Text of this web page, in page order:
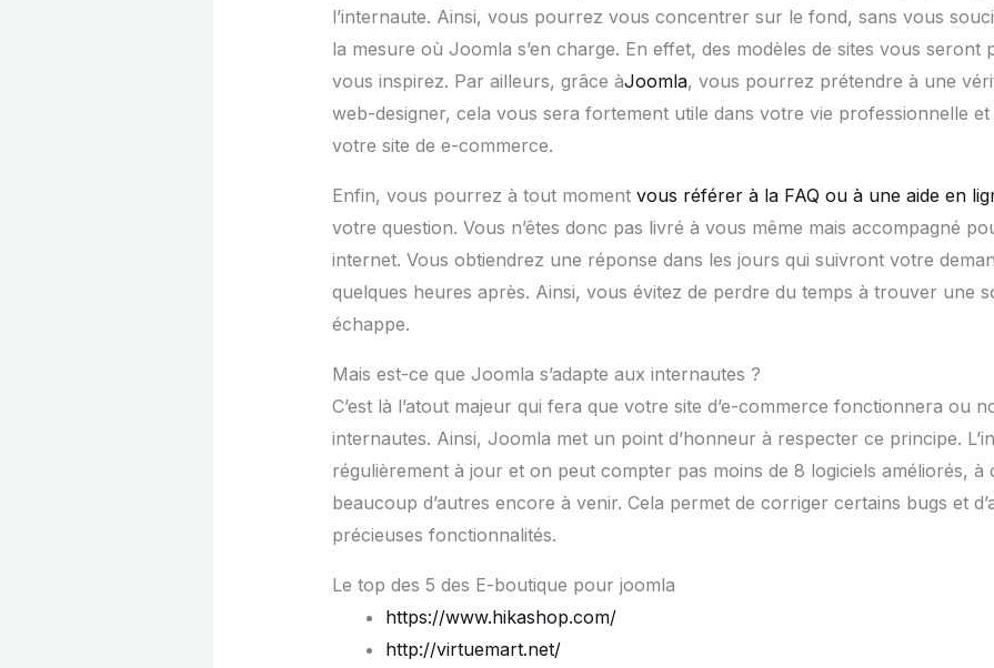
l’internaute. Ainsi, vous pourrez vous concentrer sur le fond, sans vous
la mesure où Joomla s’en charge. En effet, des modèles de sites vous seront
vous inspirez. Par ailleurs, grâce àJoomla, vous pourrez prétendre à une
web-designer, cela vous sera fortement utile dans votre vie professionnelle
votre site de e-commerce.
Enfin, vous pourrez à tout moment vous référer à la FAQ ou à une aide en
votre question. Vous n’êtes donc pas livré à vous même mais accompagné
internet. Vous obtiendrez une réponse dans les jours qui suivront votre
quelques heures après. Ainsi, vous évitez de perdre du temps à trouver une
échappe.
Mais est-ce que Joomla s’adapte aux internautes ?
C’est là l’atout majeur qui fera que votre site d’e-commerce fonctionnera ou
internautes. Ainsi, Joomla met un point d’honneur à respecter ce principe.
régulièrement à jour et on peut compter pas moins de 8 logiciels améliorés, à
beaucoup d’autres encore à venir. Cela permet de corriger certains bugs et
précieuses fonctionnalités.
Le top des 5 des E-boutique pour joomla
https://www.hikashop.com/
http://virtuemart.net/